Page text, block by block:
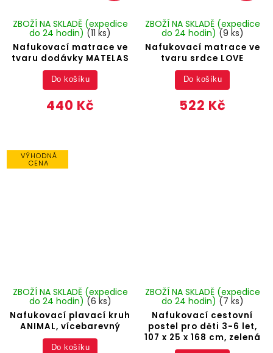
Nafukovací matrace ve
tvaru dodávky MATELAS
ZBOŽÍ NA SKLADĚ (expedice
do 24 hodin) (11 ks)
440 Kč
Do košíku
Nafukovací matrace ve
tvaru srdce LOVE
ZBOŽÍ NA SKLADĚ (expedice
do 24 hodin) (9 ks)
522 Kč
Do košíku
VÝHODNÁ
CENA
Nafukovací plavací kruh
ANIMAL, vícebarevný
ZBOŽÍ NA SKLADĚ (expedice
do 24 hodin) (6 ks)
Do košíku
Nafukovací cestovní
postel pro děti 3-6 let,
107 x 25 x 168 cm, zelená
ZBOŽÍ NA SKLADĚ (expedice
do 24 hodin) (7 ks)